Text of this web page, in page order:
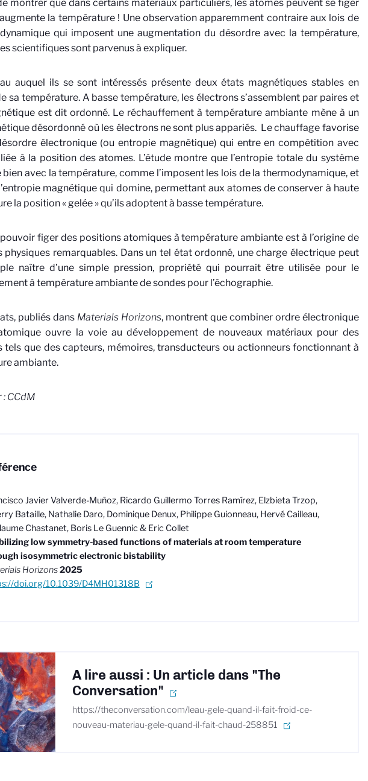
montrer que dans certains matériaux particuliers, les atomes peuvent se figer
augmente la température ! Une observation apparemment contraire aux lois de
qui imposent une augmentation du désordre avec la température,
scientifiques sont parvenus à expliquer.
auquel ils se sont intéressés présente deux états magnétiques stables en
sa température. A basse température, les électrons s’assemblent par paires et
est dit ordonné. Le réchauffement à température ambiante mène à un
désordonné où les électrons ne sont plus appariés. Le chauffage favorise
électronique (ou entropie magnétique) qui entre en compétition avec
liée à la position des atomes. L’étude montre que l’entropie totale du système
bien avec la température, comme l’imposent les lois de la thermodynamique, et
magnétique qui domine, permettant aux atomes de conserver à haute
la position « gelée » qu’ils adoptent à basse température.
figer des positions atomiques à température ambiante est à l’origine de
physiques remarquables. Dans un tel état ordonné, une charge électrique peut
naître d’une simple pression, propriété qui pourrait être utilisée pour le
à température ambiante de sondes pour l’échographie.
publiés dans Materials Horizons, montrent que combiner ordre électronique
ouvre la voie au développement de nouveaux matériaux pour des
tels que des capteurs, mémoires, transducteurs ou actionneurs fonctionnant à
ambiante.
: CCdM
Javier Valverde-Muñoz, Ricardo Guillermo Torres Ramírez, Elzbieta Trzop,
Bataille, Nathalie Daro, Dominique Denux, Philippe Guionneau, Hervé Cailleau,
Chastanet, Boris Le Guennic & Eric Collet
low symmetry-based functions of materials at room temperature
isosymmetric electronic bistability
Horizons2025
doi.org/10.1039/D4MH01318B
A lire aussi : Un article dans "The
Conversation"
https://theconversation.com/leau-gele-quand-il-fait-froid-ce-
nouveau-materiau-gele-quand-il-fait-chaud-258851